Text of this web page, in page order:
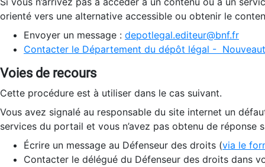
orienté vers une alternative accessible ou obtenir le
Envoyer un message : depotlegal.editeur@bnf.fr
Contacter le Département du dépôt légal -
Voies de recours
Cette procédure est à utiliser dans le cas suivant.
Vous avez signalé au responsable du site internet un
services du portail et vous n’avez pas obtenu de réponse
Écrire un message au Défenseur des droits (via le
Contacter le délégué du Défenseur des droits dans